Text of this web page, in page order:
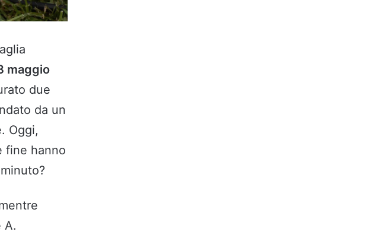
maggio
due
da un
Oggi,
fine hanno
A.